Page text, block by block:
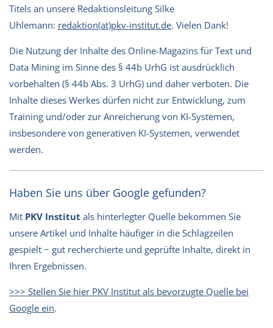
Titels an unsere Redaktionsleitung Silke
Uhlemann: redaktion(at)pkv-institut.de. Vielen Dank!
Die Nutzung der Inhalte des Online-Magazins für Text und
Data Mining im Sinne des § 44b UrhG ist ausdrücklich
vorbehalten (§ 44b Abs. 3 UrhG) und daher verboten. Die
Inhalte dieses Werkes dürfen nicht zur Entwicklung, zum
Training und/oder zur Anreicherung von KI-Systemen,
insbesondere von generativen KI-Systemen, verwendet
werden.
Haben Sie uns über Google gefunden?
Mit PKV Institut als hinterlegter Quelle bekommen Sie
unsere Artikel und Inhalte häufiger in die Schlagzeilen
gespielt − gut recherchierte und geprüfte Inhalte, direkt in
Ihren Ergebnissen.
>>> Stellen Sie hier PKV Institut als bevorzugte Quelle bei
Google ein.